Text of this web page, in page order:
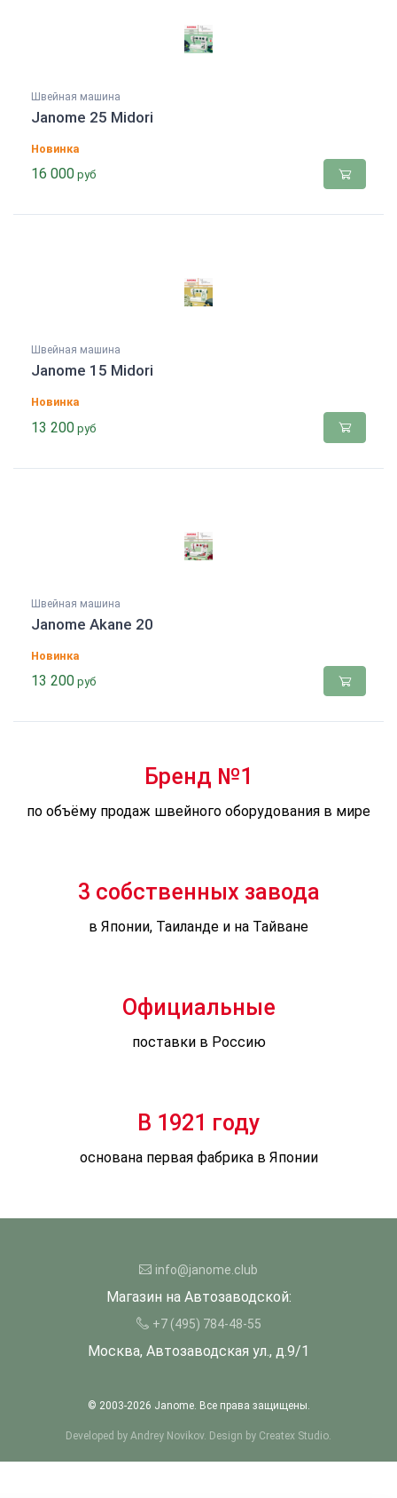
Швейная машина
Janome 25 Midori
Новинка
16 000 руб
Швейная машина
Janome 15 Midori
Новинка
13 200 руб
Швейная машина
Janome Akane 20
Новинка
13 200 руб
Бренд №1
по объёму продаж швейного оборудования в мире
3 собственных завода
в Японии, Таиланде и на Тайване
Официальные
поставки в Россию
В 1921 году
основана первая фабрика в Японии
info@janome.club
Магазин на Автозаводской:
+7 (495) 784-48-55
Москва, Автозаводская ул., д.9/1
© 2003-2026 Janome. Все права защищены.
Developed by Andrey Novikov. Design by Createx Studio.